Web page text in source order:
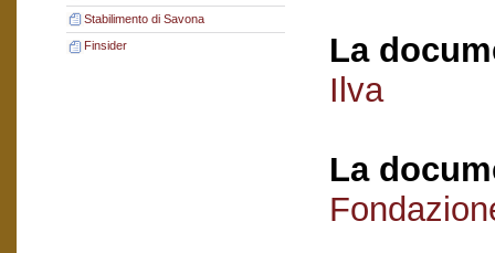
Stabilimento di Savona
Finsider
La
Ilva
La